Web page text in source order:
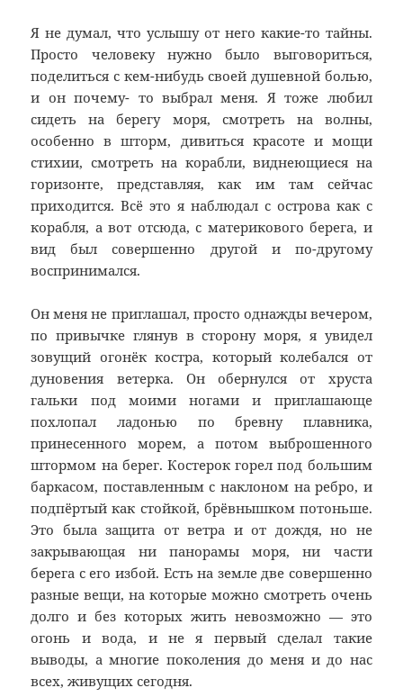
Я не думал, что услышу от него какие-то тайны.
Просто человеку нужно было выговориться,
поделиться с кем-нибудь своей душевной болью,
и он почему- то выбрал меня. Я тоже любил
сидеть на берегу моря, смотреть на волны,
особенно в шторм, дивиться красоте и мощи
стихии, смотреть на корабли, виднеющиеся на
горизонте, представляя, как им там сейчас
приходится. Всё это я наблюдал с острова как с
корабля, а вот отсюда, с материкового берега, и
вид был совершенно другой и по-другому
воспринимался.
Он меня не приглашал, просто однажды вечером,
по привычке глянув в сторону моря, я увидел
зовущий огонёк костра, который колебался от
дуновения ветерка. Он обернулся от хруста
гальки под моими ногами и приглашающе
похлопал ладонью по бревну плавника,
принесенного морем, а потом выброшенного
штормом на берег. Костерок горел под большим
баркасом, поставленным с наклоном на ребро, и
подпёртый как стойкой, брёвнышком потоньше.
Это была защита от ветра и от дождя, но не
закрывающая ни панорамы моря, ни части
берега с его избой. Есть на земле две совершенно
разные вещи, на которые можно смотреть очень
долго и без которых жить невозможно — это
огонь и вода, и не я первый сделал такие
выводы, а многие поколения до меня и до нас
всех, живущих сегодня.